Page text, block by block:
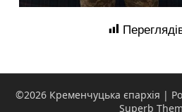
©2026 Кременчуцька єпархія |
Superb